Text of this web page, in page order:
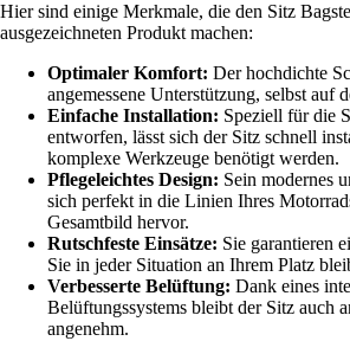
Hier sind einige Merkmale, die den Sitz
ausgezeichneten Produkt machen:
Optimaler Komfort: Der hochdichte
angemessene Unterstützung, selbst auf
Einfache Installation: Speziell für die
entworfen, lässt sich der Sitz schnell
komplexe Werkzeuge benötigt werden.
Pflegeleichtes Design: Sein modernes
sich perfekt in die Linien Ihres
Gesamtbild hervor.
Rutschfeste Einsätze: Sie garantieren
Sie in jeder Situation an Ihrem Platz
Verbesserte Belüftung: Dank eines
Belüftungssystems bleibt der Sitz auch
angenehm.